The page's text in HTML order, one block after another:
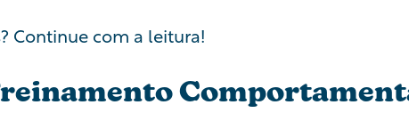
Continue com a leitura!